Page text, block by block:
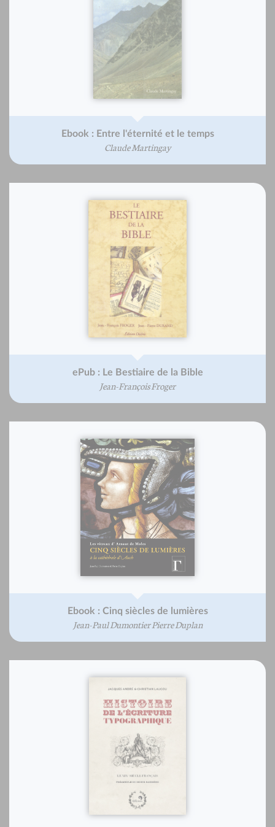
Ebook : Entre l'éternité et le temps
Claude Martingay
ePub : Le Bestiaire de la Bible
Jean-François Froger
Ebook : Cinq siècles de lumières
Jean-Paul Dumontier Pierre Duplan